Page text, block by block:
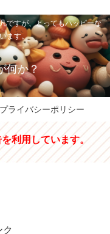
ですが、とってもハッピーな
ます。
何か？
プライバシーポリシー
利用しています。